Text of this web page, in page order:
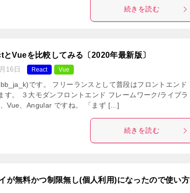
続きを読む
Vueを比較してみる〔2020年最新版〕
16日 React Vue
です。 フリーランスとして普段はフロントエンド
す。 ３大モダンフロントエンド フレームワーク/ライブラ
Vue、Angular ですね。 「まず […]
続きを読む
が無料かつ制限無し(個人利用)になったので使い方